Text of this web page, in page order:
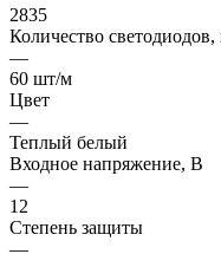
2835
Количество светодиодов,
—
60 шт/м
Цвет
—
Теплый белый
Входное напряжение, В
—
12
Степень защиты
—